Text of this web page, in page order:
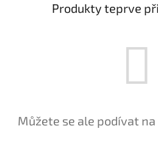
Produkty teprve
Můžete se ale podívat